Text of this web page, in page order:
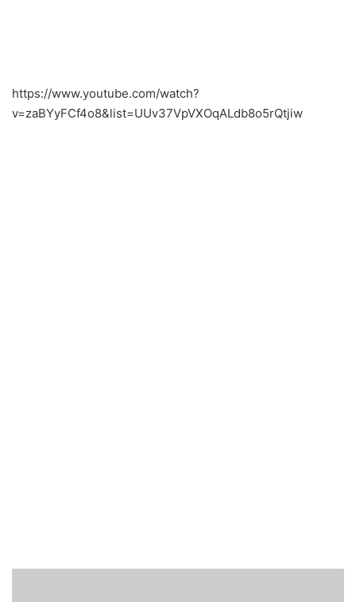
https://www.youtube.com/watch?
v=zaBYyFCf4o8&list=UUv37VpVXOqALdb8o5rQtjiw